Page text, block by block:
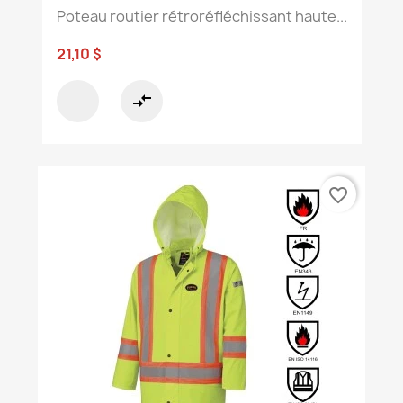
Poteau routier rétroréfléchissant haute...
21,10 $
compare_arrows
favorite_border